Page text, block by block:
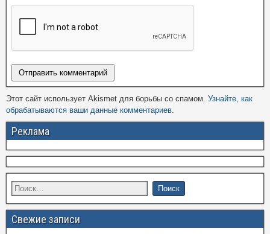
Этот сайт использует Akismet для борьбы со спамом. Узнайте, как
обрабатываются ваши данные комментариев.
Реклама
Свежие записи